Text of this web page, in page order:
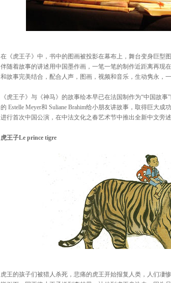
在《虎王子》中，书中的图画被投影在幕布上，舞台变身巨型
伴随着故事的讲述用中国墨作画，一笔一笔的制作近距离再现
和故事完美结合，配合人声，图画，视频和音乐，生动隽永，
《虎王子》与《神马》的故事绘本早已在法国制作为“中国故
的 Estelle Meyer和 Suliane Brahim给小朋友讲故事，取得巨大成
进行首次中国公演，在中法文化之春艺术节中推出全新中文旁述
虎王子Le prince tigre
虎王的孩子们被猎人杀死，悲痛的虎王开始报复人类，人们